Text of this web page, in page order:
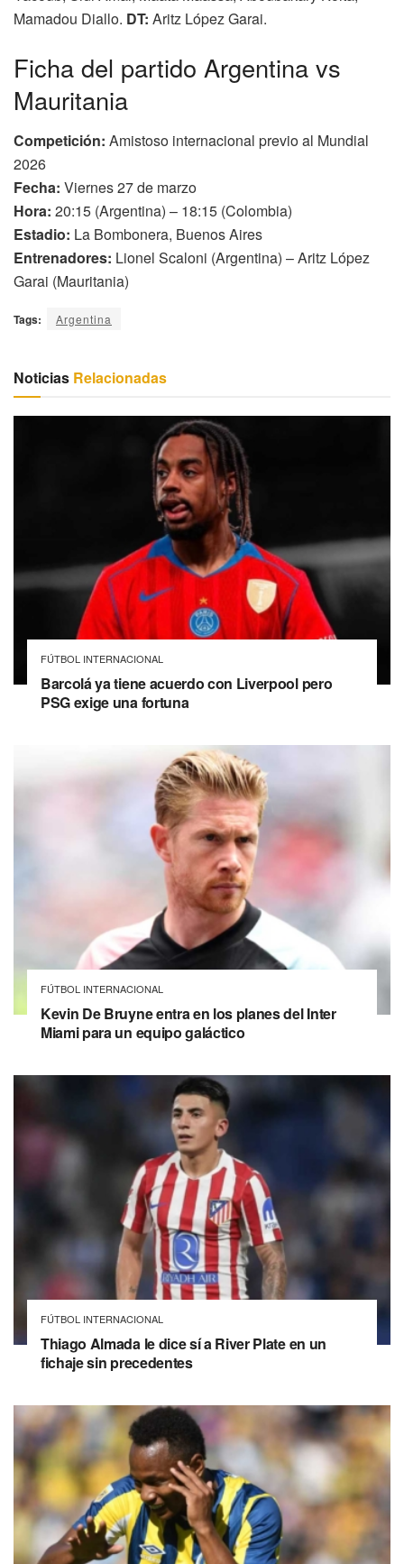
Mamadou Diallo. DT: Aritz López Garai.
Ficha del partido Argentina vs
Mauritania
Competición: Amistoso internacional previo al Mundial
2026
Fecha: Viernes 27 de marzo
Hora: 20:15 (Argentina) – 18:15 (Colombia)
Estadio: La Bombonera, Buenos Aires
Entrenadores: Lionel Scaloni (Argentina) – Aritz López
Garai (Mauritania)
Tags: Argentina
Noticias Relacionadas
FÚTBOL INTERNACIONAL
Barcolá ya tiene acuerdo con Liverpool pero
PSG exige una fortuna
FÚTBOL INTERNACIONAL
Kevin De Bruyne entra en los planes del Inter
Miami para un equipo galáctico
FÚTBOL INTERNACIONAL
Thiago Almada le dice sí a River Plate en un
fichaje sin precedentes